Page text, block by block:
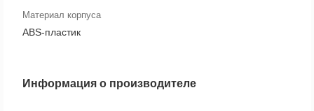
Материал корпуса
ABS-пластик
Информация о производителе